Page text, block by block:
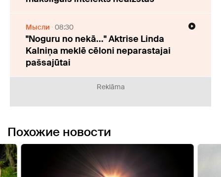
Мысли 08:30
"Noguru no nekā..." Aktrise Linda
Kalniņa meklē cēloni neparastajai
pašsajūtai
Reklāma
Похожие новости